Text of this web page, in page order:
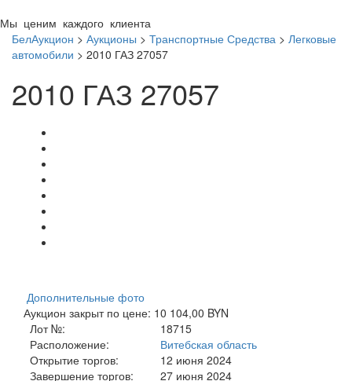
Мы ценим каждого клиента
БелАукцион > Аукционы > Транспортные Средства > Легковые
автомобили > 2010 ГАЗ 27057
2010 ГАЗ 27057
Дополнительные фото
Аукцион закрыт по цене: 10 104,00 BYN
Лот №:
18715
Расположение:
Витебская область
Открытие торгов:
12 июня 2024
Завершение торгов:
27 июня 2024